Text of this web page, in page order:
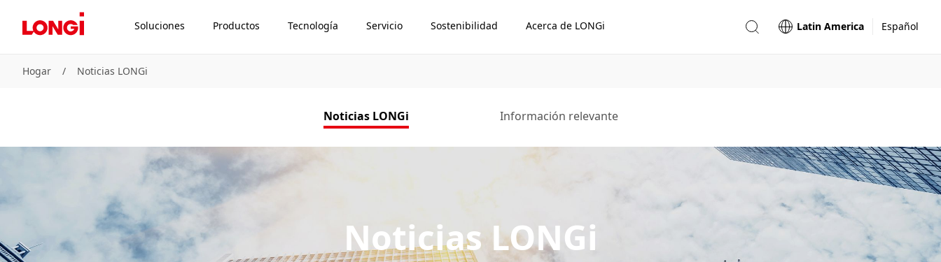
Soluciones Productos Tecnología Servicio Sostenibilidad Acerca de LONGi Latin America Español
Hogar / Noticias LONGi
Noticias LONGi Información relevante
Noticias LONGi